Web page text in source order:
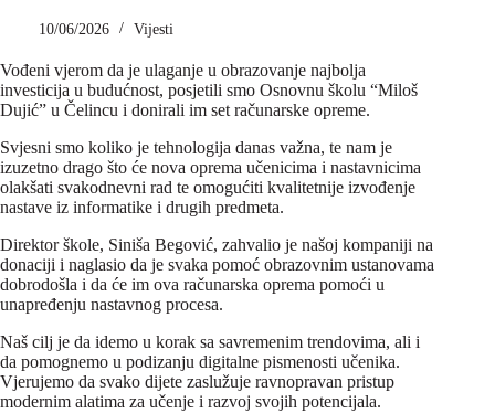
10/06/2026 Vijesti
Vođeni vjerom da je ulaganje u obrazovanje najbolja
investicija u budućnost, posjetili smo Osnovnu školu “Miloš
Dujić” u Čelincu i donirali im set računarske opreme.
Svjesni smo koliko je tehnologija danas važna, te nam je
izuzetno drago što će nova oprema učenicima i nastavnicima
olakšati svakodnevni rad te omogućiti kvalitetnije izvođenje
nastave iz informatike i drugih predmeta.
Direktor škole, Siniša Begović, zahvalio je našoj kompaniji na
donaciji i naglasio da je svaka pomoć obrazovnim ustanovama
dobrodošla i da će im ova računarska oprema pomoći u
unapređenju nastavnog procesa.
Naš cilj je da idemo u korak sa savremenim trendovima, ali i
da pomognemo u podizanju digitalne pismenosti učenika.
Vjerujemo da svako dijete zaslužuje ravnopravan pristup
modernim alatima za učenje i razvoj svojih potencijala.